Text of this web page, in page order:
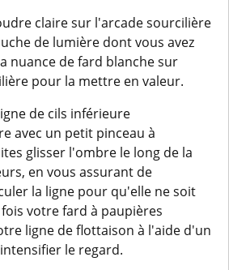
claire sur l'arcade sourcilière
de lumière dont vous avez
nuance de fard blanche sur
pour la mettre en valeur.
de cils inférieure
avec un petit pinceau à
glisser l'ombre le long de la
en vous assurant de
la ligne pour qu'elle ne soit
votre fard à paupières
ligne de flottaison à l'aide d'un
le regard.